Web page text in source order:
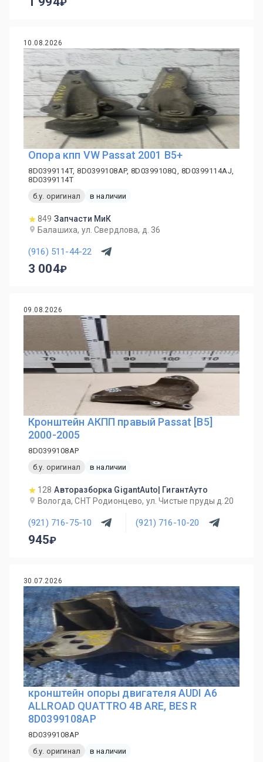
10.08.2026
Опора кпп VW Passat 2001 B5+
8D0399114T, 8D0399108AP, 8D0399108Q, 8D0399114AJ,
8D0399114T
б.у. оригинал
в наличии
849 Запчасти МиК
Балашиха, ул. Свердлова, д. 36
(916) 511-44-22
3 004
09.08.2026
Кронштейн АКПП правый Passat [B5]
2000-2005
8D0399108AP
б.у. оригинал
в наличии
128 Авторазборка GigantAuto| ГигантАуто
Вологда, СНТ Родионцево, ул. Чистые пруды д.20
(921) 716-75-10 (921) 716-10-20
945
30.07.2026
кронштейн опоры двигателя AUDI A6
ALLROAD QUATTRO 4B ARE, BES R
8D0399108AP
8D0399108AP
б.у. оригинал
в наличии